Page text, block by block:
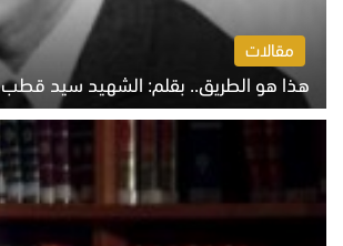
مقالات
هذا هو الطريق.. بقلم: الشهيد سيد قطب
الخميس 6 أغسطس 2026 10:52 ص